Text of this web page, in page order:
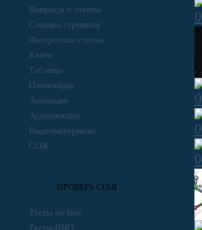
Вопросы и ответы
Словарь терминов
Интересные статьи
Книги
Таблицы
Олимпиады
Анимации
Аудиолекции
Видеоматериалы
СОЖ
ПРОВЕРЬ СЕБЯ
Тесты on-line
Тесты ВНО